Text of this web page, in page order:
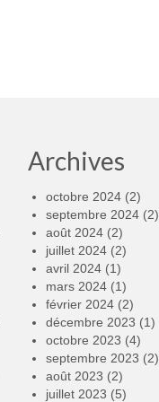
Archives
octobre 2024(2)
septembre 2024(2)
août 2024(2)
juillet 2024(2)
avril 2024(1)
mars 2024(1)
février 2024(2)
décembre 2023 (1)
octobre 2023 (4)
septembre 2023 (2)
août 2023 (2)
juillet 2023 (5)